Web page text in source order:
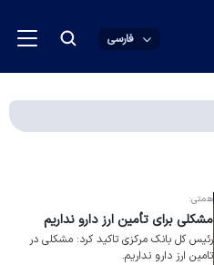
فارسی
همتی:
مشکلی برای تأمین ارز دارو نداریم
رئیس کل بانک مرکزی تاکید کرد: مشکلی در
تامین ارز دارو نداریم.